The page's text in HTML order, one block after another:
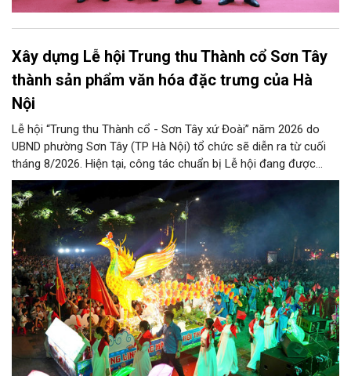
Xây dựng Lễ hội Trung thu Thành cổ Sơn Tây
thành sản phẩm văn hóa đặc trưng của Hà
Nội
Lễ hội “Trung thu Thành cổ - Sơn Tây xứ Đoài” năm 2026 do
UBND phường Sơn Tây (TP Hà Nội) tổ chức sẽ diễn ra từ cuối
tháng 8/2026. Hiện tại, công tác chuẩn bị Lễ hội đang được
chính quyền phường Sơn Tây cùng các phòng, ban, ngành, đơn
vị và 25 tổ dân phố khẩn trương triển khai, tạo khí thế sôi nổi,
sẵn sàng mang đến cho Nhân dân và du khách một mùa Trung
thu quy mô, đặc sắc và giàu bản sắc văn hóa xứ Đoài.